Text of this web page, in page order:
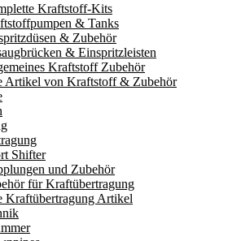
Kraftstoff-Kits
& Tanks
& Zubehör
& Einspritzleisten
Kraftstoff Zubehör
Artikel von Kraftstoff & Zubehör
Shifter
und Zubehör
für Kraftübertragung
Kraftübertragung Artikel